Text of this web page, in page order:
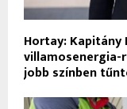
Hortay:
jobb színben